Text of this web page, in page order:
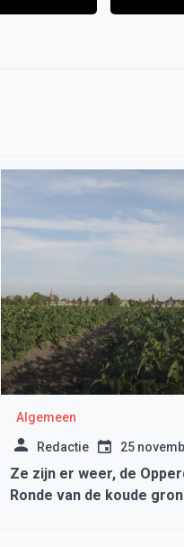
Algemeen
Redactie 25
Ze zijn er weer, de
Ronde van de koude